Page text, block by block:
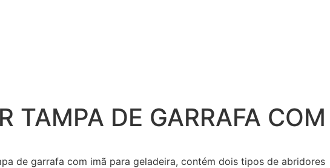
TAMPA DE GARRAFA COM
de garrafa com imã para geladeira, contém dois tipos de abridores